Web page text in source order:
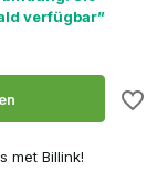
verfügbar”
met Billink!